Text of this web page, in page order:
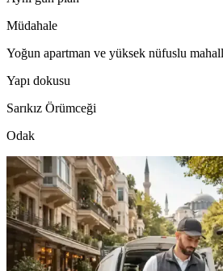
Müdahale
Yoğun apartman ve yüksek nüfuslu
Yapı dokusu
Sarıkız Örümceği
Odak